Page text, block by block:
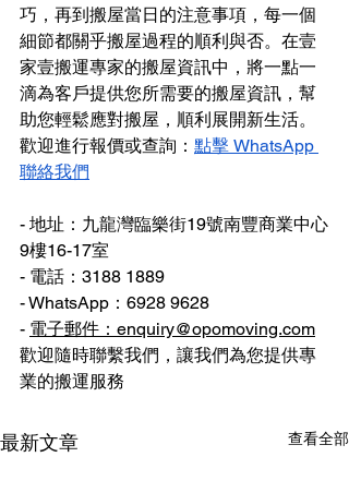
巧，再到搬屋當日的注意事項，每一個
細節都關乎搬屋過程的順利與否。在壹
家壹搬運專家的搬屋資訊中，將一點一
滴為客戶提供您所需要的搬屋資訊，幫
助您輕鬆應對搬屋，順利展開新生活。
歡迎進行報價或查詢： 點擊 WhatsApp
聯絡我們
- 地址：九龍灣臨樂街19號南豐商業中心
9樓16-17室
- 電話：3188 1889
- WhatsApp：6928 9628
- 電子郵件：enquiry@opomoving.com
歡迎隨時聯繫我們，讓我們為您提供專
業的搬運服務
最新文章 查看全部